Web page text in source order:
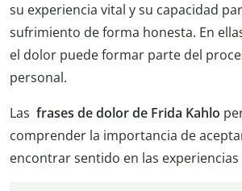
su experiencia vital y su capacidad
sufrimiento de forma honesta. En
el dolor puede formar parte del
personal.
Las frases de dolor de Frida Kahlo
comprender la importancia de
encontrar sentido en las experiencias